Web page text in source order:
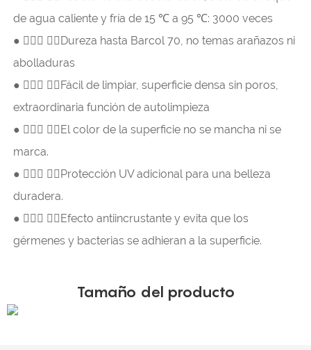
de agua caliente y fría de 15 ℃ a 95 ℃: 3000 veces
●  Dureza hasta Barcol 70, no temas arañazos ni
abolladuras
●  Fácil de limpiar, superficie densa sin poros,
extraordinaria función de autolimpieza
●  El color de la superficie no se mancha ni se
marca.
●  Protección UV adicional para una belleza
duradera.
●  Efecto antiincrustante y evita que los
gérmenes y bacterias se adhieran a la superficie.
Tamaño del producto